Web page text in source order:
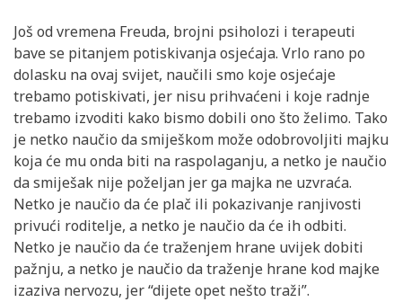
Još od vremena Freuda, brojni psiholozi i terapeuti
bave se pitanjem potiskivanja osjećaja. Vrlo rano po
dolasku na ovaj svijet, naučili smo koje osjećaje
trebamo potiskivati, jer nisu prihvaćeni i koje radnje
trebamo izvoditi kako bismo dobili ono što želimo. Tako
je netko naučio da smiješkom može odobrovoljiti majku
koja će mu onda biti na raspolaganju, a netko je naučio
da smiješak nije poželjan jer ga majka ne uzvraća.
Netko je naučio da će plač ili pokazivanje ranjivosti
privući roditelje, a netko je naučio da će ih odbiti.
Netko je naučio da će traženjem hrane uvijek dobiti
pažnju, a netko je naučio da traženje hrane kod majke
izaziva nervozu, jer “dijete opet nešto traži”.